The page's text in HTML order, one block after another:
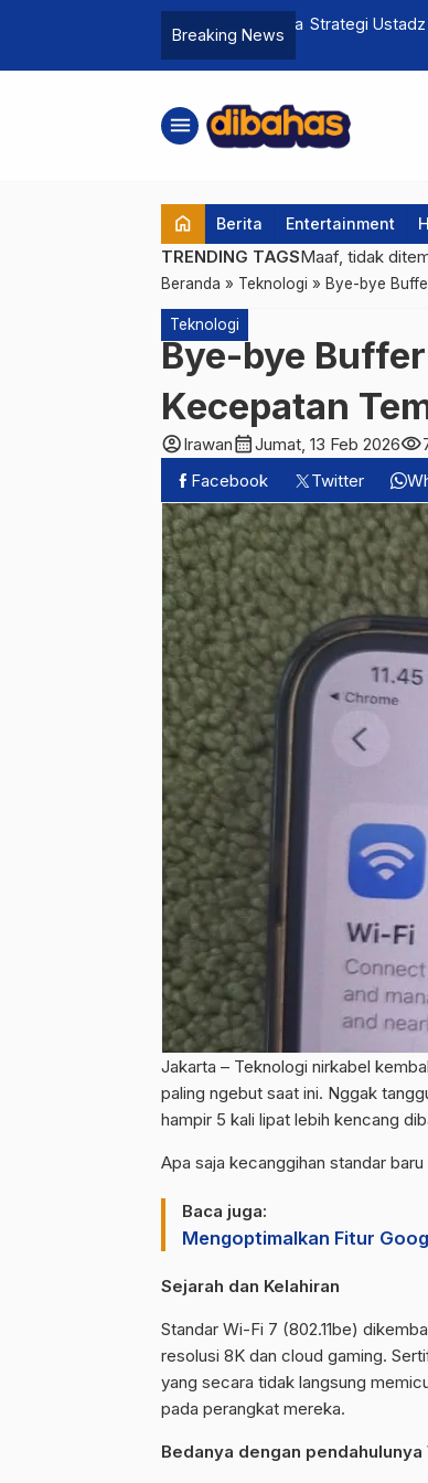
Breaking News
Strategi Ustadz
menu
home Berita Entertainment
TRENDING TAGSMaaf, tidak
Beranda » Teknologi » Bye-bye
Teknologi
Bye-bye
Kecepatan
account_circleIrawancalendar_monthJumat, 13 Feb 2026visibility
Facebook
Twitter
Jakarta – Teknologi nirkabel
paling ngebut saat ini. Nggak
hampir 5 kali lipat lebih kencang
Apa saja kecanggihan standar
Baca juga:
Mengoptimalkan Fitur
Sejarah dan Kelahiran
Standar Wi-Fi 7 (802.11be)
resolusi 8K dan cloud gaming.
yang secara tidak langsung
pada perangkat mereka.
Bedanya dengan pendahulunya